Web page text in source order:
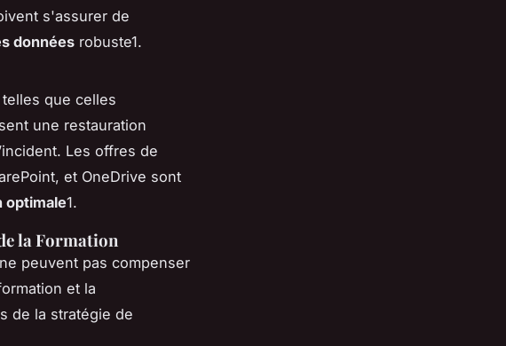
s'assurer de
données robuste1.
telles que celles
une restauration
Les offres de
, et OneDrive sont
optimale1.
la Formation
ne peuvent pas compenser
et la
de la stratégie de